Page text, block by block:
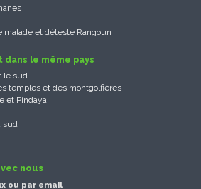
malade et déteste Rangoun
le même pays
le sud
temples et des montgolfières
et Pindaya
sud
nous
ou par email